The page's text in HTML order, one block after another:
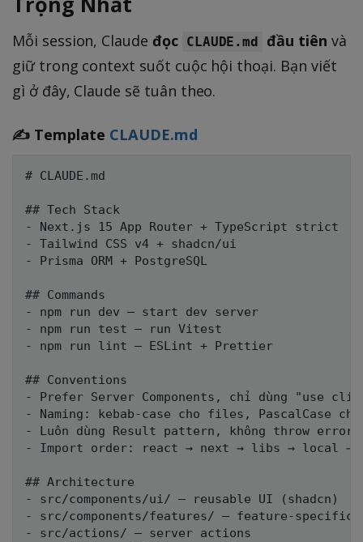
Mỗi session, Claude đọc CLAUDE.md đầu tiên và
giữ trong context suốt cuộc hội thoại. Bạn viết
gì ở đây, Claude sẽ tuân theo.
✍️ Template CLAUDE.md
# CLAUDE.md
## Tech Stack
- Next.js 15 App Router + TypeScript strict
- Tailwind CSS v4 + shadcn/ui
- Prisma ORM + PostgreSQL
## Commands
- npm run dev — start dev server
- npm run test — run Vitest
- npm run lint — ESLint + Prettier
## Conventions
- Prefer Server Components, chỉ dùng "use
- Naming: kebab-case cho files, PascalCase cho
- Luôn dùng Result pattern, không throw errors
- Import order: react → next → libs → local →
## Architecture
- src/components/ui/ — reusable UI (shadcn)
- src/components/features/ — feature-specific
- src/actions/ — server actions